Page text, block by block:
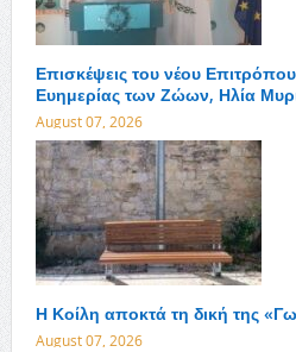
Επισκέψεις του νέου
Ευημερίας των Ζώων, Ηλία
August 07, 2026
Η Κοίλη αποκτά τη δική της
August 07, 2026